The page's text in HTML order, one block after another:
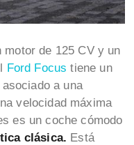
de 125 CV y un
Ford Focus tiene un
a una
velocidad máxima
es un coche cómodo
clásica. Está